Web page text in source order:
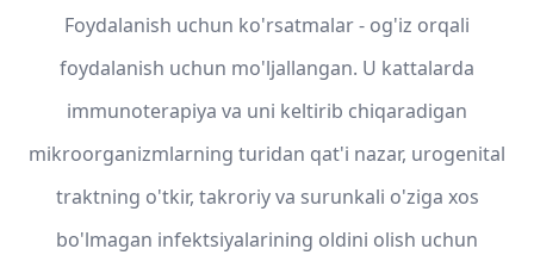
Foydalanish uchun ko'rsatmalar - og'iz orqali
foydalanish uchun mo'ljallangan. U kattalarda
immunoterapiya va uni keltirib chiqaradigan
mikroorganizmlarning turidan qat'i nazar, urogenital
traktning o'tkir, takroriy va surunkali o'ziga xos
bo'lmagan infektsiyalarining oldini olish uchun